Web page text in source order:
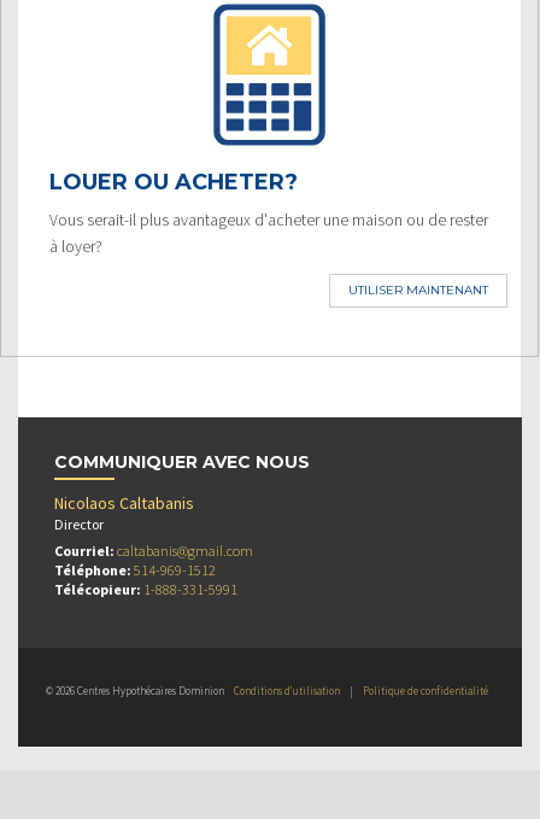
LOUER OU ACHETER?
Vous serait-il plus avantageux d'acheter une maison ou de rester
à loyer?
UTILISER MAINTENANT
COMMUNIQUER AVEC NOUS
Nicolaos Caltabanis
Director
Courriel: caltabanis@gmail.com
Téléphone: 514-969-1512
Télécopieur: 1-888-331-5991
© 2026 Centres Hypothécaires Dominion Conditions d’utilisation | Politique de confidentialité